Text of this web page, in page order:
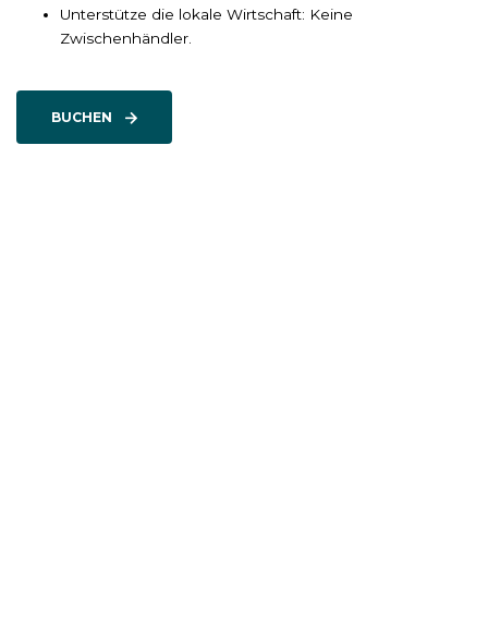
Unterstütze die lokale Wirtschaft: Keine
Zwischenhändler.
BUCHEN